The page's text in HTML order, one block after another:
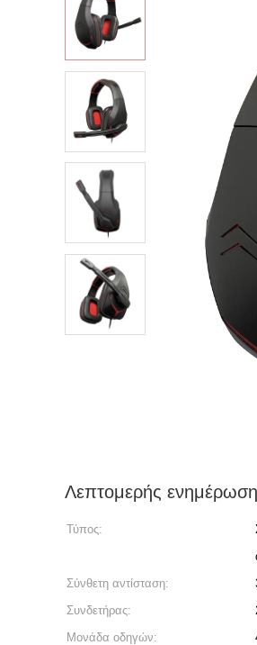
Λεπτομερής ενημέρωση
Τύπος:
Σύνθετη αντίσταση:
Συνδετήρας:
Μονάδα οδηγών: